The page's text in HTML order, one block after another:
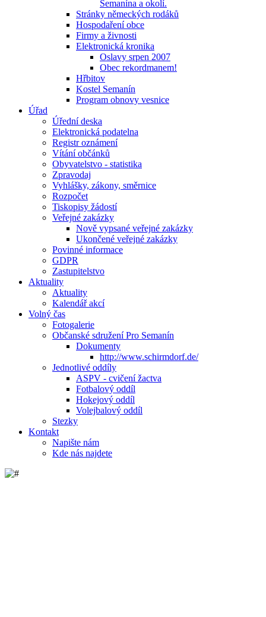
Semanína a okolí.
Stránky německých rodáků
Hospodaření obce
Firmy a živnosti
Elektronická kronika
Oslavy srpen 2007
Obec rekordmanem!
Hřbitov
Kostel Semanín
Program obnovy vesnice
Úřad
Úřední deska
Elektronická podatelna
Registr oznámení
Vítání občánků
Obyvatelstvo - statistika
Zpravodaj
Vyhlášky, zákony, směrnice
Rozpočet
Tiskopisy žádostí
Veřejné zakázky
Nově vypsané veřejné zakázky
Ukončené veřejné zakázky
Povinné informace
GDPR
Zastupitelstvo
Aktuality
Aktuality
Kalendář akcí
Volný čas
Fotogalerie
Občanské sdružení Pro Semanín
Dokumenty
http://www.schirmdorf.de/
Jednotlivé oddíly
ASPV - cvičení žactva
Fotbalový oddíl
Hokejový oddíl
Volejbalový oddíl
Stezky
Kontakt
Napište nám
Kde nás najdete